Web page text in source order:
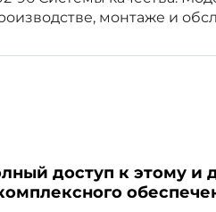
специфика потребностей
и практический опыт.
монтаже и
доступ к этому и